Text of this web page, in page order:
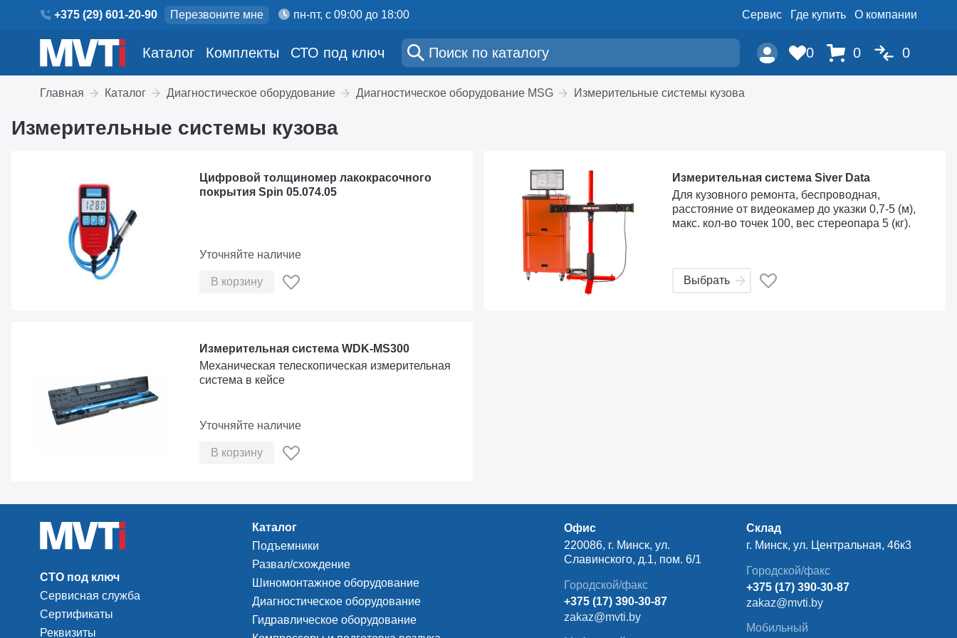
+375 (29) 601-20-90 Перезвоните мне пн-пт, с 09:00 до 18:00 Сервис Где купить О компании
Каталог Комплекты СТО под ключ 0 0 0
Главная Каталог Диагностическое оборудование Диагностическое оборудование MSG Измерительные системы кузова
Измерительные системы кузова
Цифровой толщиномер лакокрасочного
покрытия Spin 05.074.05
Уточняйте наличие
В корзину
Измерительная система Siver Data
Для кузовного ремонта, беспроводная,
расстояние от видеокамер до указки 0,7-5 (м),
макс. кол-во точек 100, вес стереопара 5 (кг).
Выбрать
Измерительная система WDK-MS300
Механическая телескопическая измерительная
система в кейсе
Уточняйте наличие
В корзину
СТО под ключ
Сервисная служба
Сертификаты
Реквизиты
Каталог
Подъемники
Развал/схождение
Шиномонтажное оборудование
Диагностическое оборудование
Гидравлическое оборудование
Офис
220086, г. Минск, ул.
Славинского, д.1, пом. 6/1
Городской/факс
+375 (17) 390-30-87
zakaz@mvti.by
Склад
г. Минск, ул. Центральная, 46к3
Городской/факс
+375 (17) 390-30-87
zakaz@mvti.by
Мобильный